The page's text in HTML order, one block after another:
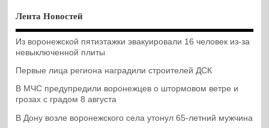
Лента Новостей
Из воронежской пятиэтажки эвакуировали 16 человек из-за
невыключенной плиты
Первые лица региона наградили строителей ДСК
В МЧС предупредили воронежцев о штормовом ветре и
грозах с градом 8 августа
В Дону возле воронежского села утонул 65-летний мужчина